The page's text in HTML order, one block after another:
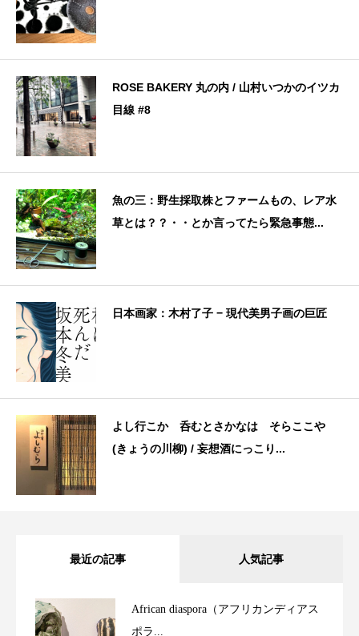
ROSE BAKERY 丸の内 / 山村いつかのイツカ
目線 #8
魚の三：野生採取株とファームもの、レア水
草とは？？・・とか言ってたら緊急事態...
日本画家：木村了子 − 現代美男子画の巨匠
よし行こか 呑むとさかなは そらここや
(きょうの川柳) / 妄想酒にっこり...
最近の記事 人気記事
African diaspora（アフリカンディアス
ポラ...